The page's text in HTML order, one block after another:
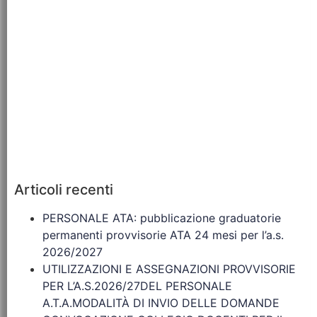
Articoli recenti
PERSONALE ATA: pubblicazione graduatorie
permanenti provvisorie ATA 24 mesi per l’a.s.
2026/2027
UTILIZZAZIONI E ASSEGNAZIONI PROVVISORIE
PER L’A.S.2026/27DEL PERSONALE
A.T.A.MODALITÀ DI INVIO DELLE DOMANDE